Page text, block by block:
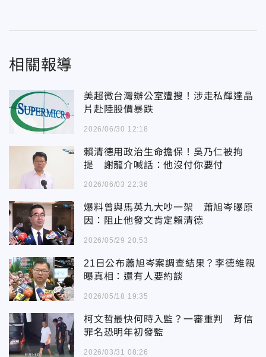
相關報導
美超微台灣辦公室遭搜！涉走私輝達晶
片赴陸股價暴跌
2026/06/30 12:18
賴清德用政治生命擔保！吳乃仁被拘
提 謝龍介喊話：他沒付你要付
2026/06/03 22:36
爆料曾與馬英九大吵一架 蕭旭岑曝原
因：阻止他發文肯定賴清德
2026/05/29 20:53
21日公布蕭旭岑案調查結果？李德維親
曝真相：還有人要約談
2026/05/18 19:35
柯文哲最快何時入監？一審重判 背信
罪名恐明年初發監
2026/03/31 08:26